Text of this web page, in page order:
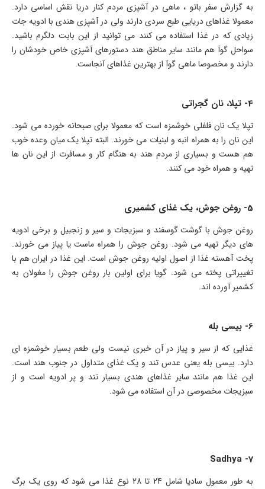
به گزارش سفر باتو ، ماهی در آشپزی مردم کنار دریا نقش اساسی دارد.
معمولا غذاهای دریایی طبع سردی دارند ولی در آشپزی هندی با ادویه جات
زیادی که در غذا استفاده می کنند می توانید از این بابت دلگرم باشید.
سواحل گوآ هم مانند سایر مناطق هند دستورهای آشپزی خاص خودشان را
دارند و مخصوصا ماهی گوآ از بهترین غذاهای آنجاست.
4- تپلا، نان گجراتی
تپلا یک نان فلفلی خوشمزه است که معمولا برای صبحانه خورده می شود.
این نان را به همراه انبه و لبنیات می خورند. البته تپلا یک میان وعده خوب
هم هست و بسیاری از مردم هند به هنگام کار و مسافرت از این نان ها
تهیه و همراه خود می کنند.
5- روغن جوش، یک غذای کشمیری
روغن جوش با گوشت گوسفند و سبزیجات و سیر و زنجبیل و برخی ادویه
های دیگر تهیه می شود. روغن جوش را همراه ماست یا پیاز می خورند.
پخت آهسته غذا از اصول اولیه روغن جوش است. این غذا در ایران هم با
تغییراتی پخته می شود. گویا برای اولین بار روغن جوش را مغولان به
کشمیر آورده اند.
6- بیسی بله
غذایی که از سیر و پیاز در آن خبری نیست ولی طعم بسیار خوشمزه ای
دارد. بیسی بله یعنی عدس تند و یک غذای متداول در جنوب هند است.
این غذا هم مانند سایر غذاهای هندی بسیار تند و پر ادویه است و از
سبزیجات مخصوصی در آن استفاده می شود.
7- Sadhya
به طور معمول سادیا شامل 24 تا 28 نوع غذا می شود که روی یک برگ